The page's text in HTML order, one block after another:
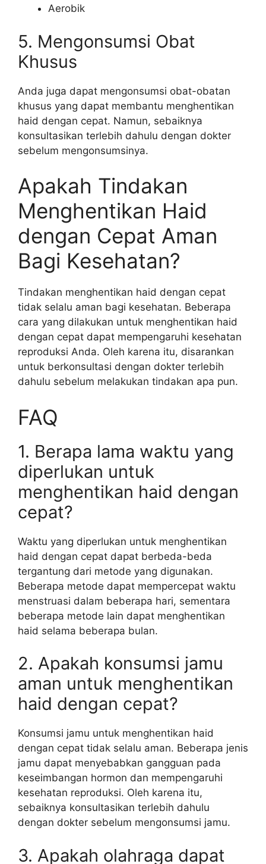
Aerobik
5. Mengonsumsi Obat
Khusus
Anda juga dapat mengonsumsi obat-obatan
khusus yang dapat membantu menghentikan
haid dengan cepat. Namun, sebaiknya
konsultasikan terlebih dahulu dengan dokter
sebelum mengonsumsinya.
Apakah Tindakan
Menghentikan Haid
dengan Cepat Aman
Bagi Kesehatan?
Tindakan menghentikan haid dengan cepat
tidak selalu aman bagi kesehatan. Beberapa
cara yang dilakukan untuk menghentikan haid
dengan cepat dapat mempengaruhi kesehatan
reproduksi Anda. Oleh karena itu, disarankan
untuk berkonsultasi dengan dokter terlebih
dahulu sebelum melakukan tindakan apa pun.
FAQ
1. Berapa lama waktu yang
diperlukan untuk
menghentikan haid dengan
cepat?
Waktu yang diperlukan untuk menghentikan
haid dengan cepat dapat berbeda-beda
tergantung dari metode yang digunakan.
Beberapa metode dapat mempercepat waktu
menstruasi dalam beberapa hari, sementara
beberapa metode lain dapat menghentikan
haid selama beberapa bulan.
2. Apakah konsumsi jamu
aman untuk menghentikan
haid dengan cepat?
Konsumsi jamu untuk menghentikan haid
dengan cepat tidak selalu aman. Beberapa jenis
jamu dapat menyebabkan gangguan pada
keseimbangan hormon dan mempengaruhi
kesehatan reproduksi. Oleh karena itu,
sebaiknya konsultasikan terlebih dahulu
dengan dokter sebelum mengonsumsi jamu.
3. Apakah olahraga dapat